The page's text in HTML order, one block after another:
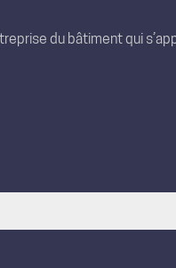
du bâtiment qui